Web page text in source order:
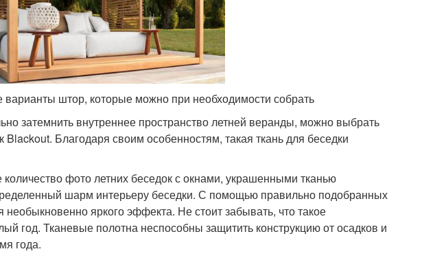
штор, которые можно при необходимости собрать
затемнить внутреннее пространство летней веранды, можно выбрать
Благодаря своим особенностям, такая ткань для беседки
фото летних беседок с окнами, украшенными тканью
шарм интерьеру беседки. С помощью правильно подобранных
яркого эффекта. Не стоит забывать, что такое
год. Тканевые полотна неспособны защитить конструкцию от осадков и
года.